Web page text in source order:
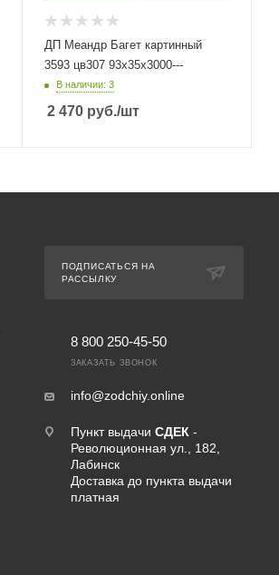
ДП Меандр Багет картинный
3593 цв307 93х35х3000---
В наличии: 3
2 470 руб./шт
ПОДПИСАТЬСЯ НА
РАССЫЛКУ
8 800 250-45-50
ЗАКАЗАТЬ ЗВОНОК
info@zodchiy.online
Пункт выдачи СДЕК -
Революционная ул., 182,
Лабинск
Доставка до пункта выдачи
платная